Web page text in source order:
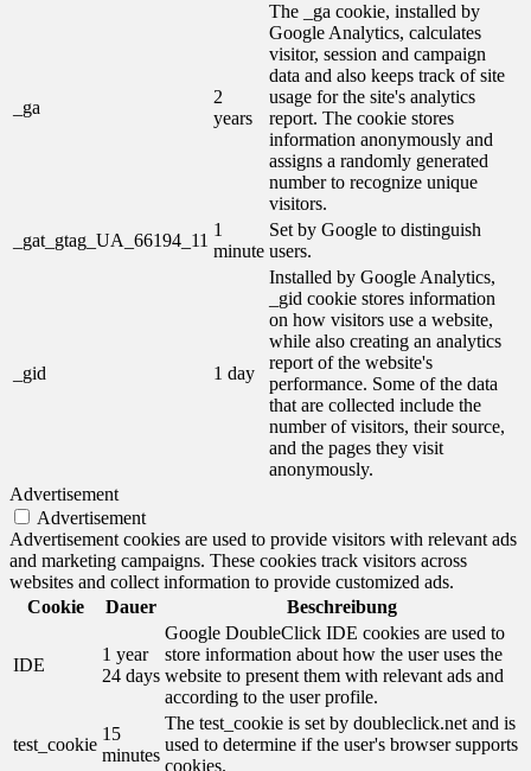
_ga
2
years
The _ga cookie, installed by
Google Analytics, calculates
visitor, session and campaign
data and also keeps track of site
usage for the site's analytics
report. The cookie stores
information anonymously and
assigns a randomly generated
number to recognize unique
visitors.
_gat_gtag_UA_66194_11
1
minute
Set by Google to distinguish
users.
_gid 1 day
Installed by Google Analytics,
_gid cookie stores information
on how visitors use a website,
while also creating an analytics
report of the website's
performance. Some of the data
that are collected include the
number of visitors, their source,
and the pages they visit
anonymously.
Advertisement
Advertisement
Advertisement cookies are used to provide visitors with relevant ads
and marketing campaigns. These cookies track visitors across
websites and collect information to provide customized ads.
Cookie
Dauer Beschreibung
IDE
1 year
24 days
Google DoubleClick IDE cookies are used to
store information about how the user uses the
website to present them with relevant ads and
according to the user profile.
test_cookie
15
minutes
The test_cookie is set by doubleclick.net and is
used to determine if the user's browser supports
cookies.